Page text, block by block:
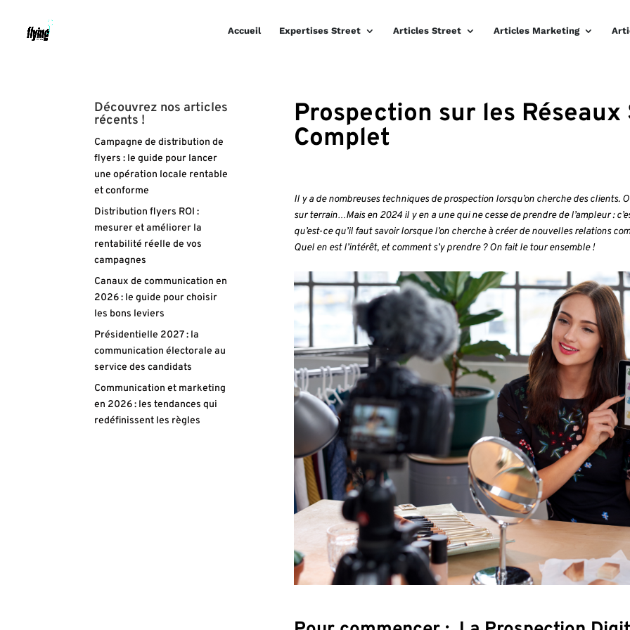
Accueil Expertises Street Articles Street Articles Marketing
Prospection sur les Réseaux
Complet
Il y a de nombreuses techniques de prospection lorsqu’on cherche des clients.
sur terrain…Mais en 2024 il y en a une qui ne cesse de prendre de l’ampleur :
qu’est-ce qu’il faut savoir lorsque l’on cherche à créer de nouvelles relations
Quel en est l’intérêt, et comment s’y prendre ? On fait le tour ensemble !
Découvrez nos articles
récents !
Campagne de distribution de
flyers : le guide pour lancer
une opération locale rentable
et conforme
Distribution flyers ROI :
mesurer et améliorer la
rentabilité réelle de vos
campagnes
Canaux de communication en
2026 : le guide pour choisir
les bons leviers
Présidentielle 2027 : la
communication électorale au
service des candidats
Communication et marketing
en 2026 : les tendances qui
redéfinissent les règles